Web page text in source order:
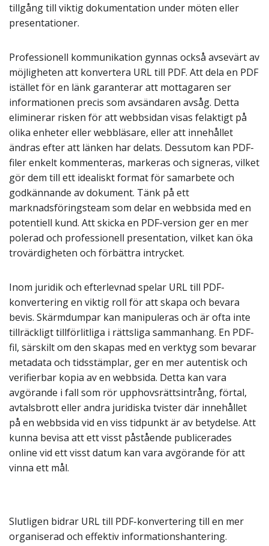
tillgång till viktig dokumentation under möten eller
presentationer.
Professionell kommunikation gynnas också avsevärt av
möjligheten att konvertera URL till PDF. Att dela en PDF
istället för en länk garanterar att mottagaren ser
informationen precis som avsändaren avsåg. Detta
eliminerar risken för att webbsidan visas felaktigt på
olika enheter eller webbläsare, eller att innehållet
ändras efter att länken har delats. Dessutom kan PDF-
filer enkelt kommenteras, markeras och signeras, vilket
gör dem till ett idealiskt format för samarbete och
godkännande av dokument. Tänk på ett
marknadsföringsteam som delar en webbsida med en
potentiell kund. Att skicka en PDF-version ger en mer
polerad och professionell presentation, vilket kan öka
trovärdigheten och förbättra intrycket.
Inom juridik och efterlevnad spelar URL till PDF-
konvertering en viktig roll för att skapa och bevara
bevis. Skärmdumpar kan manipuleras och är ofta inte
tillräckligt tillförlitliga i rättsliga sammanhang. En PDF-
fil, särskilt om den skapas med en verktyg som bevarar
metadata och tidsstämplar, ger en mer autentisk och
verifierbar kopia av en webbsida. Detta kan vara
avgörande i fall som rör upphovsrättsintrång, förtal,
avtalsbrott eller andra juridiska tvister där innehållet
på en webbsida vid en viss tidpunkt är av betydelse. Att
kunna bevisa att ett visst påstående publicerades
online vid ett visst datum kan vara avgörande för att
vinna ett mål.
Slutligen bidrar URL till PDF-konvertering till en mer
organiserad och effektiv informationshantering.